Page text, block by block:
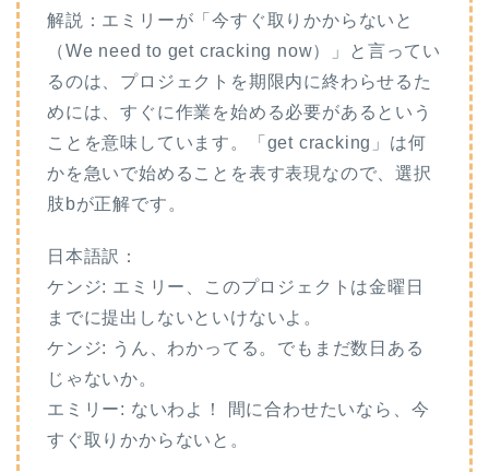
解説：エミリーが「今すぐ取りかからないと
（We need to get cracking now）」と言ってい
るのは、プロジェクトを期限内に終わらせるた
めには、すぐに作業を始める必要があるという
ことを意味しています。「get cracking」は何
かを急いで始めることを表す表現なので、選択
肢bが正解です。
日本語訳：
ケンジ: エミリー、このプロジェクトは金曜日
までに提出しないといけないよ。
ケンジ: うん、わかってる。でもまだ数日ある
じゃないか。
エミリー: ないわよ！ 間に合わせたいなら、今
すぐ取りかからないと。